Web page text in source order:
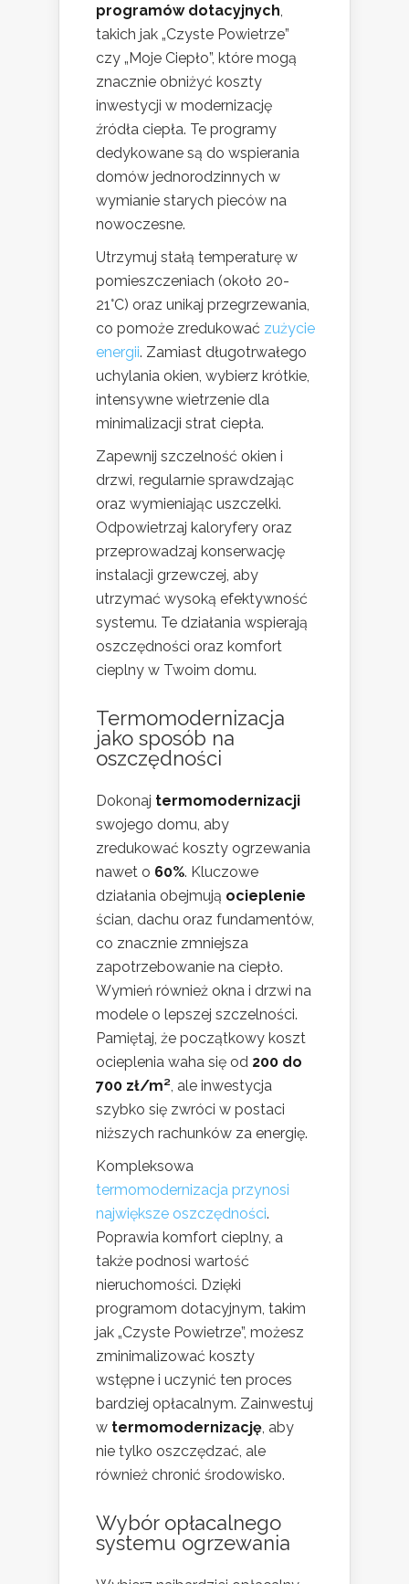
programów dotacyjnych,
takich jak „Czyste Powietrze”
czy „Moje Ciepło”, które mogą
znacznie obniżyć koszty
inwestycji w modernizację
źródła ciepła. Te programy
dedykowane są do wspierania
domów jednorodzinnych w
wymianie starych pieców na
nowoczesne.
Utrzymuj stałą temperaturę w
pomieszczeniach (około 20-
21°C) oraz unikaj przegrzewania,
co pomoże zredukować zużycie
energii. Zamiast długotrwałego
uchylania okien, wybierz krótkie,
intensywne wietrzenie dla
minimalizacji strat ciepła.
Zapewnij szczelność okien i
drzwi, regularnie sprawdzając
oraz wymieniając uszczelki.
Odpowietrzaj kaloryfery oraz
przeprowadzaj konserwację
instalacji grzewczej, aby
utrzymać wysoką efektywność
systemu. Te działania wspierają
oszczędności oraz komfort
cieplny w Twoim domu.
Termomodernizacja
jako sposób na
oszczędności
Dokonaj termomodernizacji
swojego domu, aby
zredukować koszty ogrzewania
nawet o 60%. Kluczowe
działania obejmują ocieplenie
ścian, dachu oraz fundamentów,
co znacznie zmniejsza
zapotrzebowanie na ciepło.
Wymień również okna i drzwi na
modele o lepszej szczelności.
Pamiętaj, że początkowy koszt
ocieplenia waha się od 200 do
700 zł/m², ale inwestycja
szybko się zwróci w postaci
niższych rachunków za energię.
Kompleksowa
termomodernizacja przynosi
największe oszczędności.
Poprawia komfort cieplny, a
także podnosi wartość
nieruchomości. Dzięki
programom dotacyjnym, takim
jak „Czyste Powietrze”, możesz
zminimalizować koszty
wstępne i uczynić ten proces
bardziej opłacalnym. Zainwestuj
w termomodernizację, aby
nie tylko oszczędzać, ale
również chronić środowisko.
Wybór opłacalnego
systemu ogrzewania